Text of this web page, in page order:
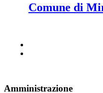
Comune di
Amministrazione